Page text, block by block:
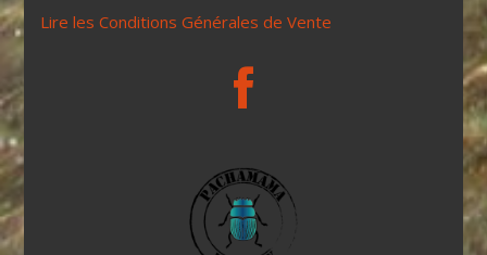
Lire les Conditions Générales de Vente